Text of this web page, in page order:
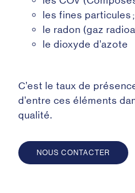
les fines particules ;
le radon (gaz
le dioxyde d’azote
C’est le taux de
d’entre ces éléments
qualité.
NOUS CONTACTER